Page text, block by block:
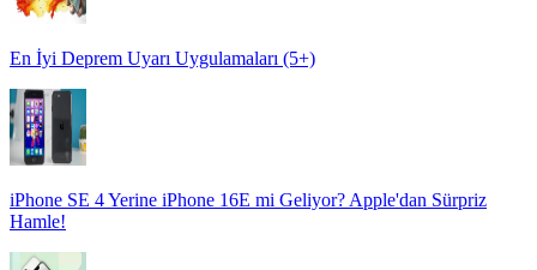
En İyi Deprem Uyarı Uygulamaları (5+)
iPhone SE 4 Yerine iPhone 16E mi Geliyor? Apple'dan Sürpriz
Hamle!